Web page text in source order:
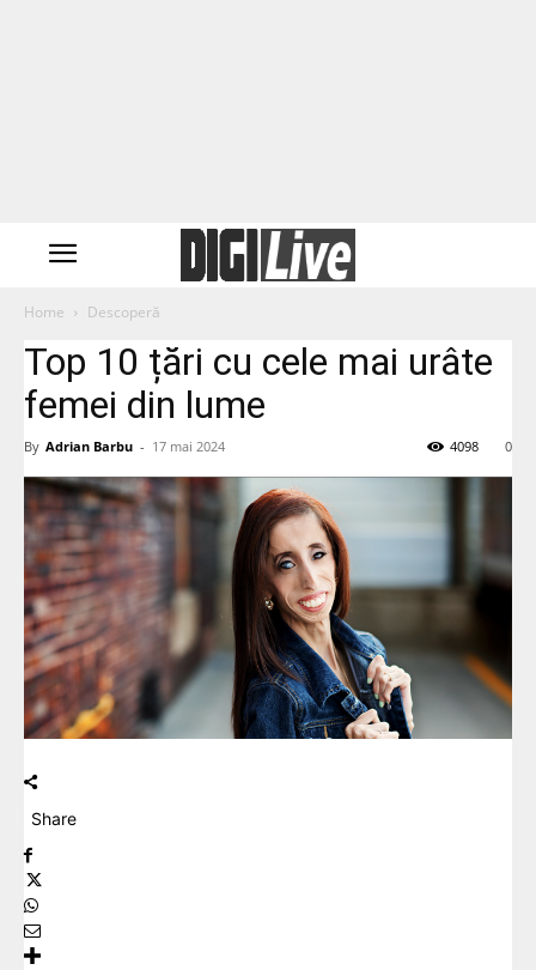
Home Descoperă
Top 10 țări cu cele mai urâte
femei din lume
By Adrian Barbu - 17 mai 2024 0
4098
Share